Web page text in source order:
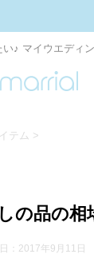
い♪ マイウエディ
テム >
の品の相
： 2017年9月11日